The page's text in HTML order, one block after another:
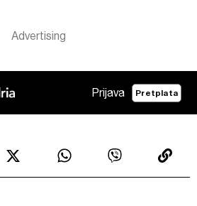
Prijava Pretplata